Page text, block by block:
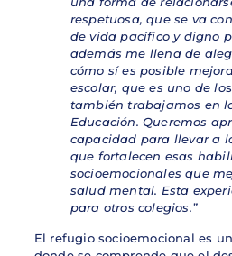
respetuosa, que se va
de vida pacífico y digno
además me llena de
cómo sí es posible
escolar, que es uno de lo
también trabajamos en
Educación. Queremos
capacidad para llevar a
que fortalecen esas
socioemocionales que
salud mental. Esta
para otros colegios.”
El refugio socioemocional es